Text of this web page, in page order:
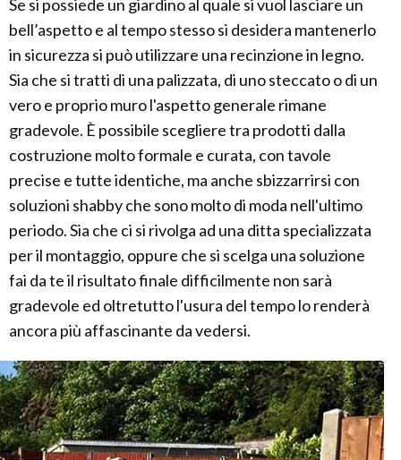
Se si possiede un giardino al quale si vuol lasciare un
bell’aspetto e al tempo stesso si desidera mantenerlo
in sicurezza si può utilizzare una recinzione in legno.
Sia che si tratti di una palizzata, di uno steccato o di un
vero e proprio muro l'aspetto generale rimane
gradevole. È possibile scegliere tra prodotti dalla
costruzione molto formale e curata, con tavole
precise e tutte identiche, ma anche sbizzarrirsi con
soluzioni shabby che sono molto di moda nell'ultimo
periodo. Sia che ci si rivolga ad una ditta specializzata
per il montaggio, oppure che si scelga una soluzione
fai da te il risultato finale difficilmente non sarà
gradevole ed oltretutto l'usura del tempo lo renderà
ancora più affascinante da vedersi.